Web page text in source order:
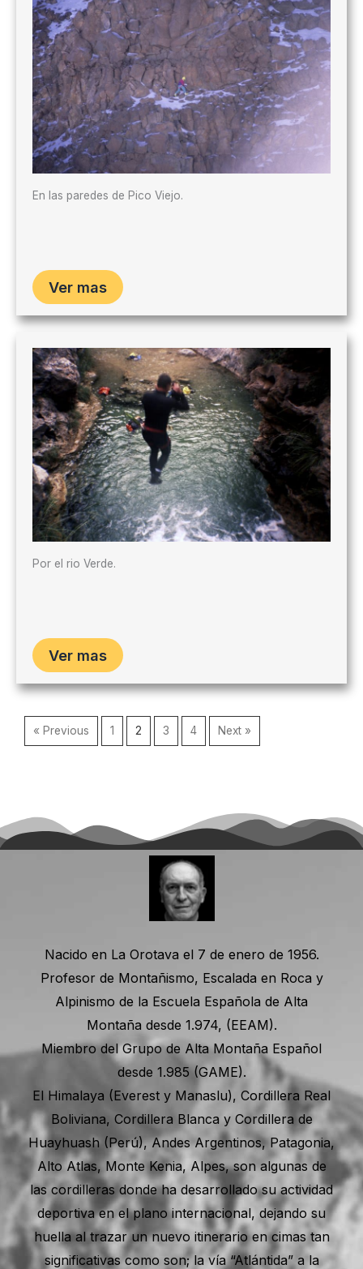
En las paredes de Pico Viejo.
Ver mas
Por el rio Verde.
Ver mas
« Previous 1 2 3 4 Next »
Nacido en La Orotava el 7 de enero de 1956.
Profesor de Montañismo, Escalada en Roca y
Alpinismo de la Escuela Española de Alta
Montaña desde 1.974, (EEAM).
Miembro del Grupo de Alta Montaña Español
desde 1.985 (GAME).
El Himalaya (Everest y Manaslu), Cordillera Real
Boliviana, Cordillera Blanca y Cordillera de
Huayhuash (Perú), Andes Argentinos, Patagonia,
Alto Atlas, Monte Kenia, Alpes, son algunas de
las cordilleras donde ha desarrollado su actividad
deportiva en el plano internacional, dejando su
huella al trazar un nuevo itinerario en cimas tan
significativas como son; la vía “Atlántida” a la